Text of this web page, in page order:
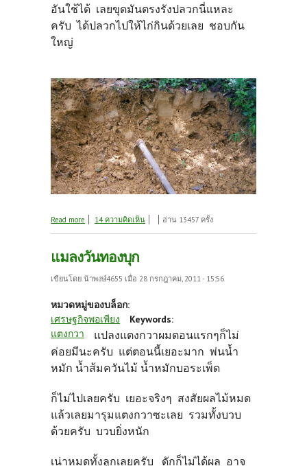
อันใช้ได้ เลยขุดมันตรงรังปลวกนี่แหละ
ครับ ได้ปลวกไปให้ไก่กินด้วยเลย ชอบกัน
ใหญ่
Read more about ลอง " เพาะปลวก"
14 ความคิดเห็น อ่าน 13457 ครั้ง
แมลงวันทองบุก
เขียนโดย น้าพงษ์4655 เมื่อ 28 กรกฎาคม, 2011 - 15:56
หมวดหมู่ของบล็อก:
เศรษฐกิจพอเพียง
Keywords:
แตงกวา
แปลงแตงกวาผมตอนแรกๆก็ไม่
ค่อยมีนะครับ แต่ตอนนี้เยอะมาก พ่นน้ำ
หมัก น้ำส้มควันไม้ น้ำหมักบอระเพ็ด
ก็ไม่ไปเลยครับ เยอะจริงๆ สงสัยผลไม้หมด
แล้วเลยมารุมแตงกวาซะเลย รวมทั้งบวบ
ด้วยครับ บวบยิ่งหนัก
เน่าหมดทั้งลูกเลยครับ ดักก็ไม่ได้ผล อาจ